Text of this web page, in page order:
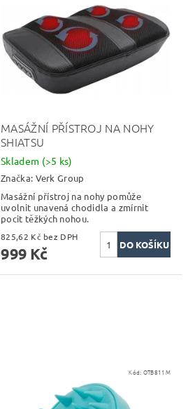
MASÁŽNÍ PŘÍSTROJ NA NOHY
SHIATSU
Skladem (>5 ks)
Značka: Verk Group
Masážní přístroj na nohy pomůže
uvolnit unavená chodidla a zmírnit
pocit těžkých nohou.
825,62 Kč bez DPH
999 Kč
Kód: OTB811M